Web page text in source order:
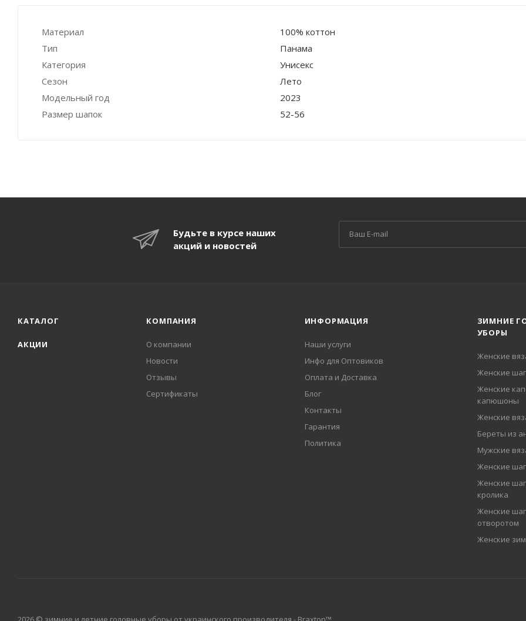
Материал
100% коттон
Тип
Панама
Категория
Унисекс
Сезон
Лето
Модельный год
2023
Размер шапок
52-56
Будьте в курсе наших
акций и новостей
КАТАЛОГ
АКЦИИ
КОМПАНИЯ
О компании
Новости
Отзывы
Сертификаты
ИНФОРМАЦИЯ
Наши услуги
Инфо для Оптовиков
Оплата и Доставка
Блог
Контакты
Гарантия
Политика
ЗИМНИЕ
УБОРЫ
Женские
Женские
Женские
капюшоны
Женские
Береты из
Мужские
Женские
Женские
кролика
Женские
отворотом
Женские